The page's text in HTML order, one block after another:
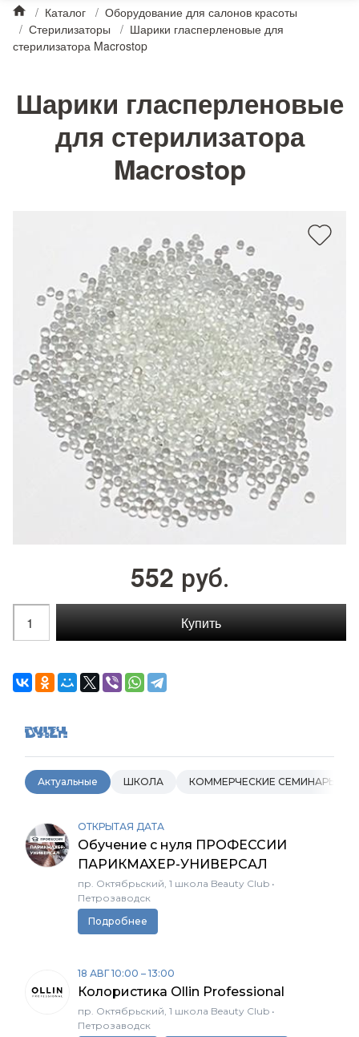
/ Каталог / Оборудование для салонов красоты
/ Стерилизаторы / Шарики гласперленовые для
стерилизатора Macrostop
Шарики гласперленовые
для стерилизатора
Macrostop
552 руб.